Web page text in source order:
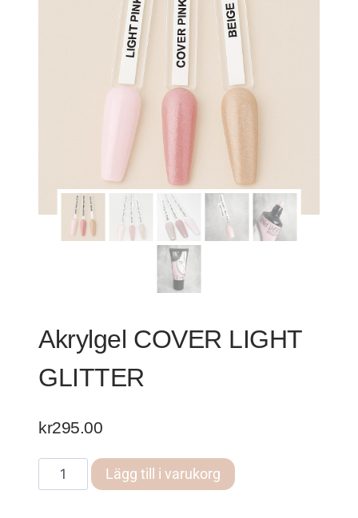
Akrylgel COVER LIGHT
GLITTER
kr295.00
Akrylgel
COVER
Lägg till i varukorg